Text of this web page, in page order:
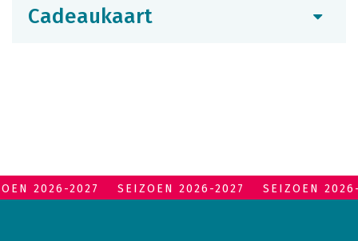
Cadeaukaart
2026-2027 SEIZOEN 2026-2027 SEIZOEN